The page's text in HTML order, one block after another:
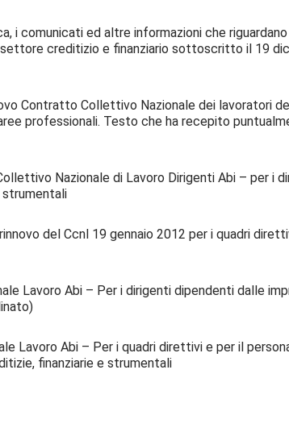
i comunicati ed altre informazioni che riguardano
creditizio e finanziario sottoscritto il 19
Contratto Collettivo Nazionale dei lavoratori
professionali. Testo che ha recepito
Nazionale di Lavoro Dirigenti Abi – per i
strumentali
del Ccnl 19 gennaio 2012 per i quadri
Lavoro Abi – Per i dirigenti dipendenti dalle
Lavoro Abi – Per i quadri direttivi e per il
finanziarie e strumentali